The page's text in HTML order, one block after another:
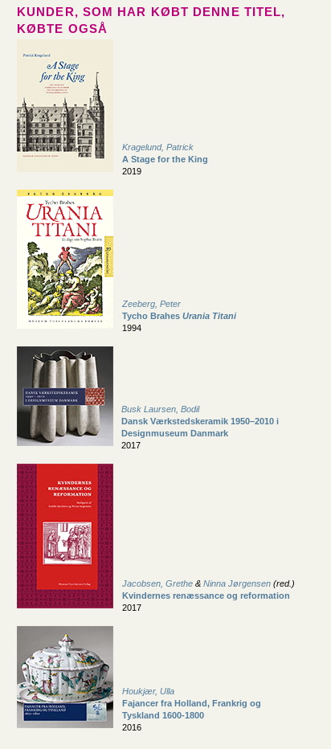
KUNDER, SOM HAR KØBT DENNE TITEL,
KØBTE OGSÅ
Kragelund, Patrick
A Stage for the King
2019
Zeeberg, Peter
Tycho Brahes Urania Titani
1994
Busk Laursen, Bodil
Dansk Værkstedskeramik 1950–2010 i
Designmuseum Danmark
2017
Jacobsen, Grethe & Ninna Jørgensen (red.)
Kvindernes renæssance og reformation
2017
Houkjær, Ulla
Fajancer fra Holland, Frankrig og
Tyskland 1600-1800
2016